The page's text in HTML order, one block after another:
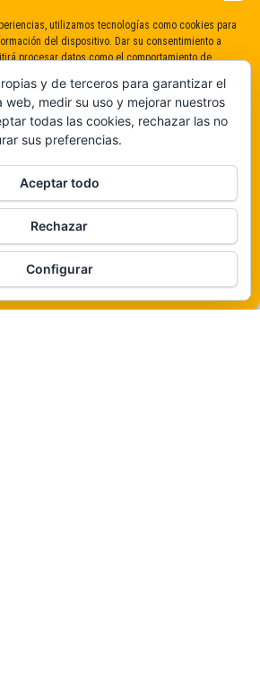
utilizamos tecnologías como cookies para
del dispositivo. Dar su consentimiento a
procesar datos como el comportamiento de
negativamente a determinadas características y
De ninguna manera
Veámos que hay aquí
Política de cookies
WordPress |Tema:
y de terceros para garantizar el
web, medir su uso y mejorar nuestros
todas las cookies, rechazar las no
sus preferencias.
Aceptar todo
Rechazar
Configurar